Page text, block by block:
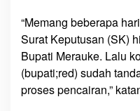
k
a
b
M
“Memang beberapa
Surat Keputusan (SK)
Bupati Merauke. Lalu
(bupati;red) sudah
proses pencairan,”